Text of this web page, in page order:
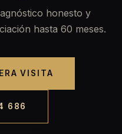
honesto y
hasta 60 meses.
VISITA
686